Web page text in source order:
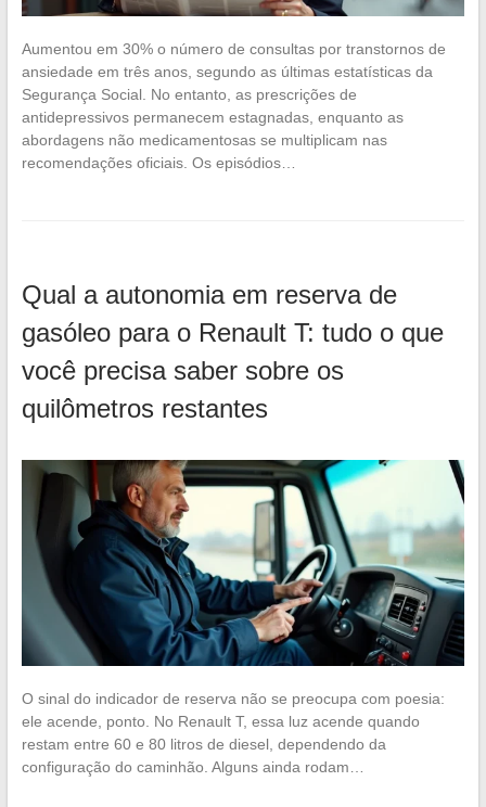
Aumentou em 30% o número de consultas por transtornos de
ansiedade em três anos, segundo as últimas estatísticas da
Segurança Social. No entanto, as prescrições de
antidepressivos permanecem estagnadas, enquanto as
abordagens não medicamentosas se multiplicam nas
recomendações oficiais. Os episódios…
Qual a autonomia em reserva de
gasóleo para o Renault T: tudo o que
você precisa saber sobre os
quilômetros restantes
O sinal do indicador de reserva não se preocupa com poesia:
ele acende, ponto. No Renault T, essa luz acende quando
restam entre 60 e 80 litros de diesel, dependendo da
configuração do caminhão. Alguns ainda rodam…